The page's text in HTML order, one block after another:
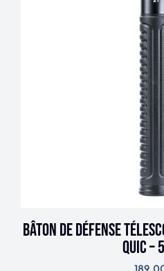
Bâton de défense
Quic –